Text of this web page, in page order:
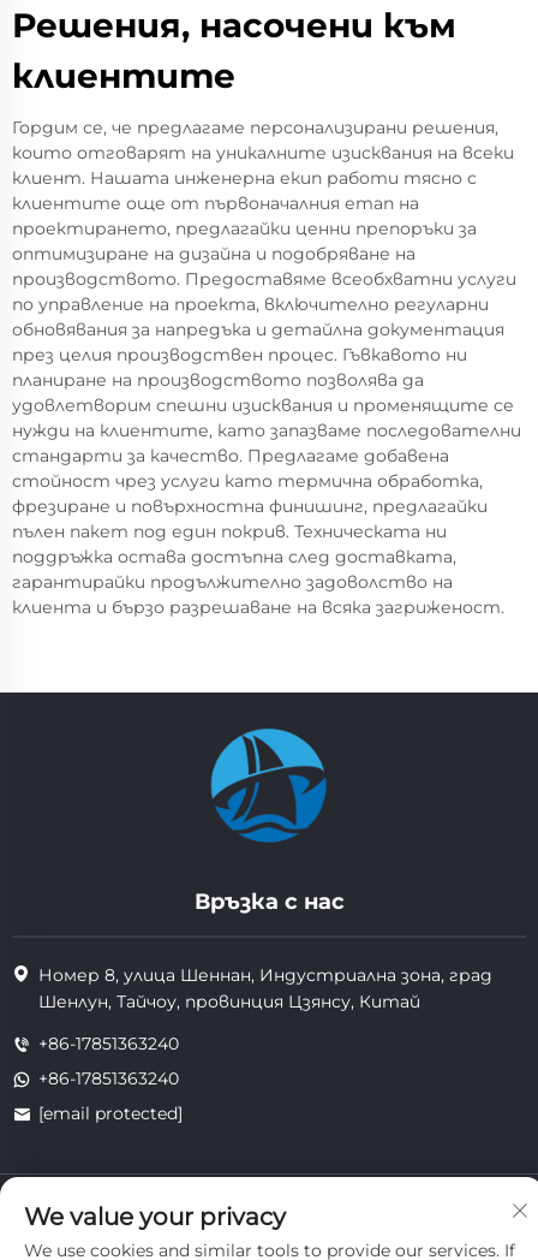
Решения, насочени към
клиентите
Гордим се, че предлагаме персонализирани решения,
които отговарят на уникалните изисквания на всеки
клиент. Нашата инженерна екип работи тясно с
клиентите още от първоначалния етап на
проектирането, предлагайки ценни препоръки за
оптимизиране на дизайна и подобряване на
производството. Предоставяме всеобхватни услуги
по управление на проекта, включително регуларни
обновявания за напредъка и детайлна документация
през целия производствен процес. Гъвкавото ни
планиране на производството позволява да
удовлетворим спешни изисквания и променящите се
нужди на клиентите, като запазваме последователни
стандарти за качество. Предлагаме добавена
стойност чрез услуги като термична обработка,
фрезиране и повърхностна финишинг, предлагайки
пълен пакет под един покрив. Техническата ни
поддръжка остава достъпна след доставката,
гарантирайки продължително задоволство на
клиента и бързо разрешаване на всяка загриженост.
Връзка с нас
Номер 8, улица Шеннан, Индустриална зона, град
Шенлун, Тайчоу, провинция Цзянсу, Китай
+86-17851363240
+86-17851363240
[email protected]
Всички права запазени. Copyright © 2025 Jiangsu Tongzhou
Heat Resistant Technology Co., Ltd.
поверителност
We value your privacy
We use cookies and similar tools to provide our services. If